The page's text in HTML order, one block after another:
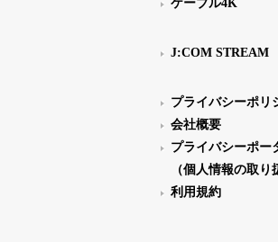
ケーブル4K
J:COM STREAM
プライバシーポリ
会社概要
プライバシーポー
（個人情報の取り
利用規約